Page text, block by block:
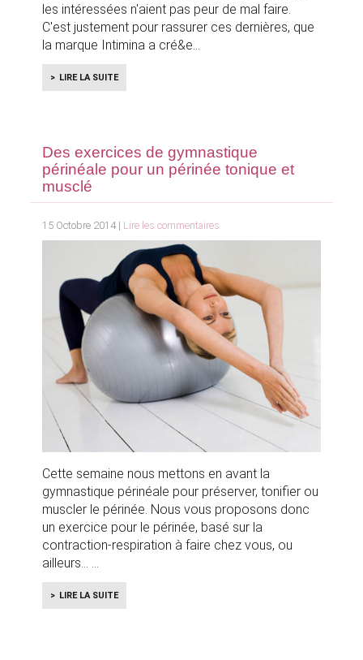
les intéressées n'aient pas peur de mal faire.
C'est justement pour rassurer ces dernières, que
la marque Intimina a cré&e
LIRE LA SUITE
Des exercices de gymnastique
périnéale pour un périnée tonique et
musclé
15 Octobre 2014 | Lire les commentaires
Cette semaine nous mettons en avant la
gymnastique périnéale pour préserver, tonifier ou
muscler le périnée. Nous vous proposons donc
un exercice pour le périnée, basé sur la
contraction-respiration à faire chez vous, ou
ailleurs...
LIRE LA SUITE